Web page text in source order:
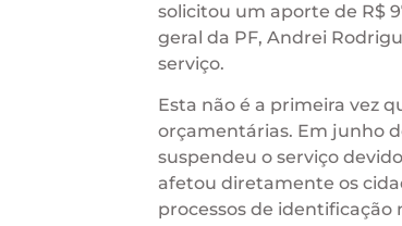
solicitou um aporte de R$
geral da PF, Andrei
serviço.
Esta não é a primeira vez
orçamentárias. Em junho
suspendeu o serviço
afetou diretamente os
processos de identificação